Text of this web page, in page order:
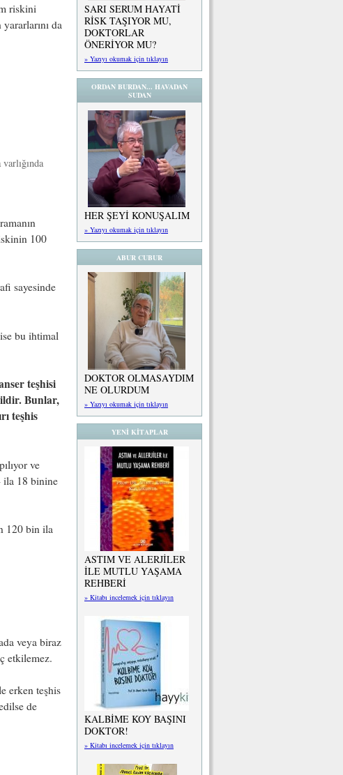
riskini
da
100
sayesinde
bu ihtimal
teşhisi
Bunlar,
teşhis
ve
ila 18 binine
120 bin ila
veya biraz
etkilemez.
erken teşhis
de
SARI SERUM HAYATİ
RİSK TAŞIYOR MU,
DOKTORLAR
ÖNERİYOR MU?
» Yazıyı okumak için tıklayın
ORDAN BURDAN... HAVADAN
SUDAN
HER ŞEYİ KONUŞALIM
» Yazıyı okumak için tıklayın
ABUR CUBUR
DOKTOR OLMASAYDIM
NE OLURDUM
» Yazıyı okumak için tıklayın
YENİ KİTAPLAR
ASTIM VE ALERJİLER
İLE MUTLU YAŞAMA
REHBERİ
» Kitabı incelemek için tıklayın
KALBİME KOY BAŞINI
DOKTOR!
» Kitabı incelemek için tıklayın